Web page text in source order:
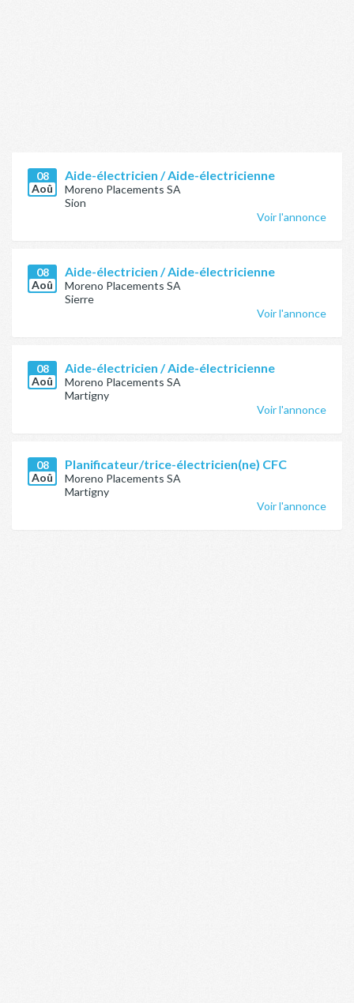
08
Aoû
Aide-électricien / Aide-électricienne
Moreno Placements SA
Sion
Voir l'annonce
08
Aoû
Aide-électricien / Aide-électricienne
Moreno Placements SA
Sierre
Voir l'annonce
08
Aoû
Aide-électricien / Aide-électricienne
Moreno Placements SA
Martigny
Voir l'annonce
08
Aoû
Planificateur/trice-électricien(ne) CFC
Moreno Placements SA
Martigny
Voir l'annonce